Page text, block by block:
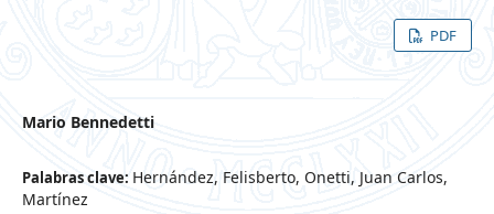
PDF
Mario Bennedetti
Palabras clave: Hernández, Felisberto, Onetti, Juan Carlos,
Martínez